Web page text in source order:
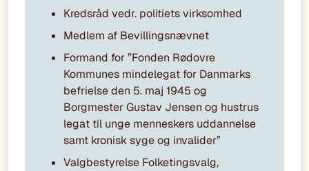
Kredsråd vedr. politiets virksomhed
Medlem af Bevillingsnævnet
Formand for ”Fonden Rødovre
Kommunes mindelegat for Danmarks
befrielse den 5. maj 1945 og
Borgmester Gustav Jensen og hustrus
legat til unge menneskers uddannelse
samt kronisk syge og invalider”
Valgbestyrelse Folketingsvalg,